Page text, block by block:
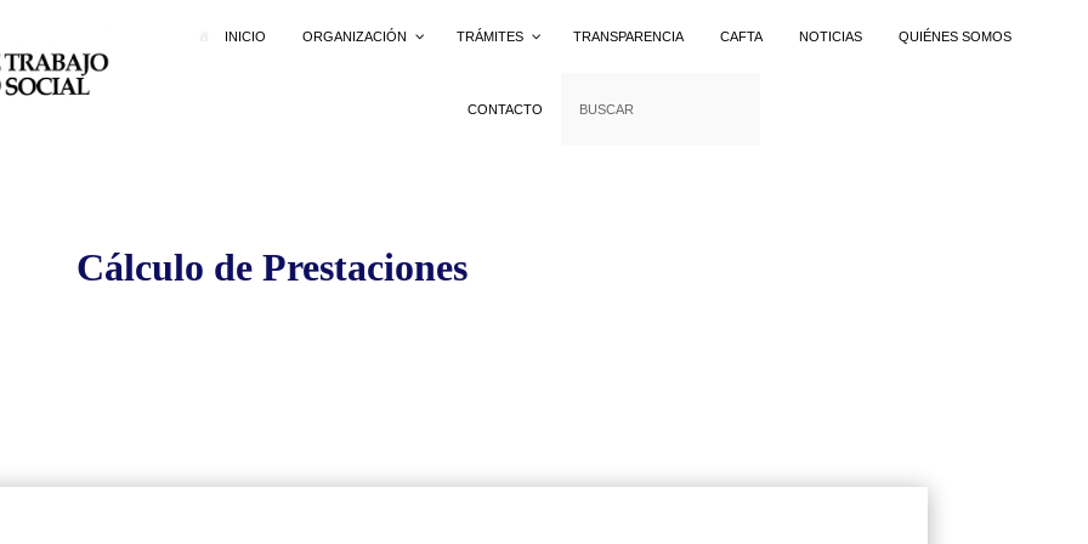
INICIO ORGANIZACIÓN TRÁMITES TRANSPARENCIA CAFTA NOTICIAS QUIÉNES SOMOS
CONTACTO
Cálculo de Prestaciones